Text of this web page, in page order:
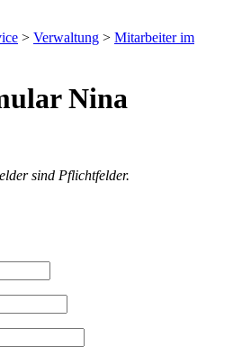
> Verwaltung > Mitarbeiter im
Nina
sind Pflichtfelder.